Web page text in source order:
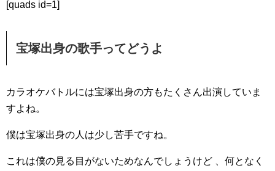
[quads id=1]
宝塚出身の歌手ってどうよ
カラオケバトルには宝塚出身の方もたくさん出演していま
すよね。
僕は宝塚出身の人は少し苦手ですね。
これは僕の見る目がないためなんでしょうけど 、何となく